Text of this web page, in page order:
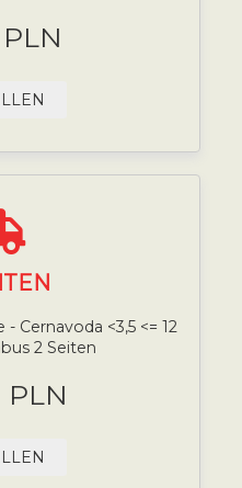
Cernavoda <3,5 <= 12
2 Seiten
PLN